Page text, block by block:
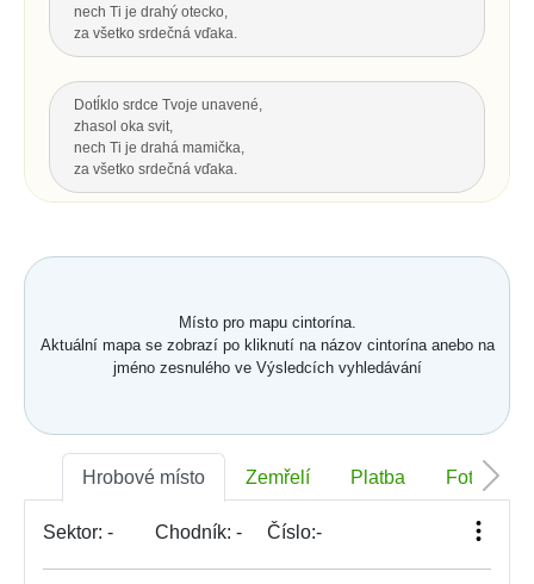
nech Ti je drahý otecko,
za všetko srdečná vďaka.
Dotĺklo srdce Tvoje unavené,
zhasol oka svit,
nech Ti je drahá mamička,
za všetko srdečná vďaka.
čo s vďakou dnes Ti môžem dať...
Nech je vôľa Tvoja nám všetkým,
ako vtákom je a hmyzu,
S. K. Neumann
Místo pro mapu cintorína.
Aktuální mapa se zobrazí po kliknutí na názov cintorína anebo na
jméno zesnulého ve Výsledcích vyhledávání
Hrobové místo Zemřelí Platba Foto
Sektor: - Chodník: - Číslo:-